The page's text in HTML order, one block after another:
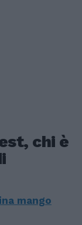
chi è
mango